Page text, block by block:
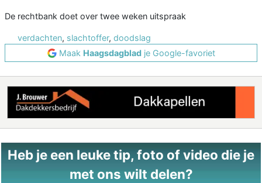
De rechtbank doet over twee weken uitspraak
verdachten, slachtoffer, doodslag
Maak Haagsdagbladje Google-favoriet
Heb je een leuke tip, foto of video die je
met ons wilt delen?